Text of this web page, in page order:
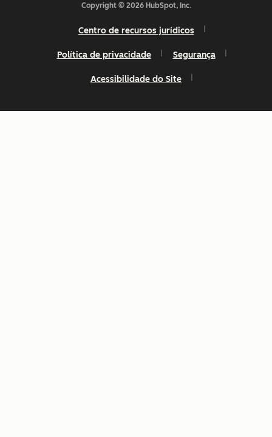
Copyright © 2026 HubSpot, Inc.
Centro de recursos jurídicos
Política de privacidade Segurança
Acessibilidade do Site